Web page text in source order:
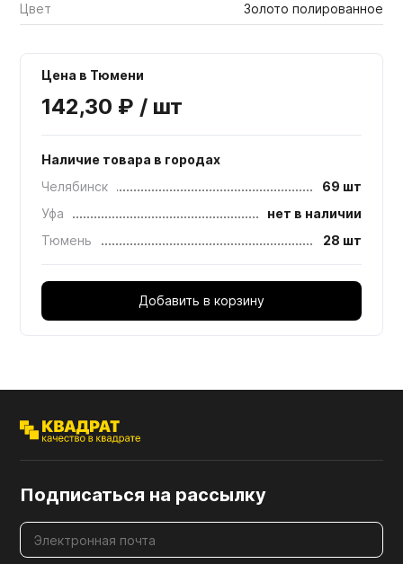
Цвет Золото полированное
Цена в Тюмени
142,30 ₽ / шт
Наличие товара в городах
Челябинск
69 шт
Уфа
нет в наличии
Тюмень
28 шт
Добавить в корзину
Подписаться на рассылку